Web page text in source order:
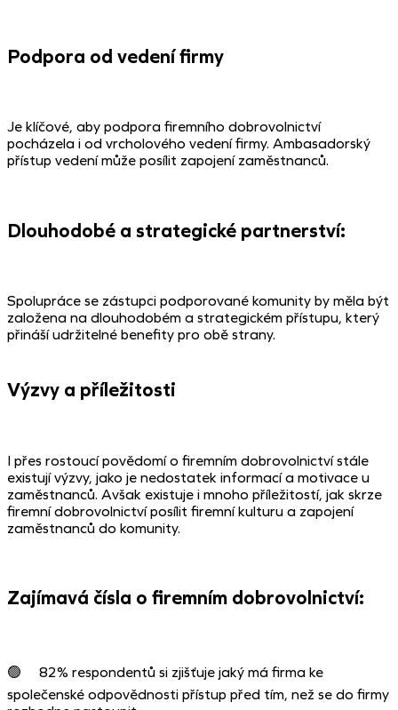
Podpora od vedení firmy
Je klíčové, aby podpora firemního dobrovolnictví
pocházela i od vrcholového vedení firmy. Ambasadorský
přístup vedení může posílit zapojení zaměstnanců.
Dlouhodobé a strategické partnerství:
Spolupráce se zástupci podporované komunity by měla být
založena na dlouhodobém a strategickém přístupu, který
přináší udržitelné benefity pro obě strany.
Výzvy a příležitosti
I přes rostoucí povědomí o firemním dobrovolnictví stále
existují výzvy, jako je nedostatek informací a motivace u
zaměstnanců. Avšak existuje i mnoho příležitostí, jak skrze
firemní dobrovolnictví posílit firemní kulturu a zapojení
zaměstnanců do komunity.
Zajímavá čísla o firemním dobrovolnictví:
🟢 82% respondentů si zjišťuje jaký má firma ke
společenské odpovědnosti přístup před tím, než se do firmy